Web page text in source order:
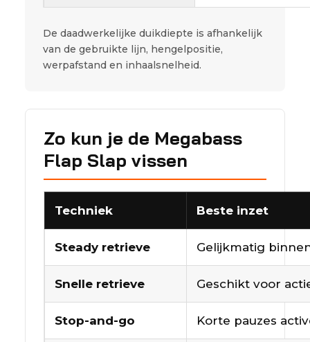
De daadwerkelijke duikdiepte is afhankelijk
van de gebruikte lijn, hengelpositie,
werpafstand en inhaalsnelheid.
Zo kun je de Megabass
Flap Slap vissen
Techniek Beste inzet
Steady retrieve Gelijkmatig
Snelle retrieve Geschikt voor
Stop-and-go Korte pauzes